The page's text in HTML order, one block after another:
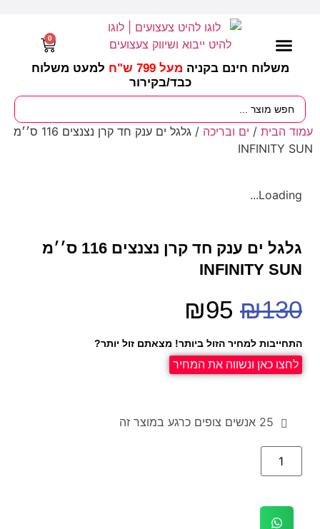
משלוח חינם בקניה מעל 799 ש"ח
למעט משלוח
כבד/בקירור
0
עמוד הבית / ים ובריכה
/ גלגל ים ענק חד קרן נצנצים 116 ס׳׳מ
INFINITY SUN
Loading...
גלגל ים ענק חד קרן נצנצים 116 ס׳׳מ
INFINITY SUN
₪130
₪95
התחייבות למחיר הזול ביותר! מצאתם זול יותר?
לחצו כאן ונשווה את המחיר
25 אנשים צופים כרגע במוצר זה